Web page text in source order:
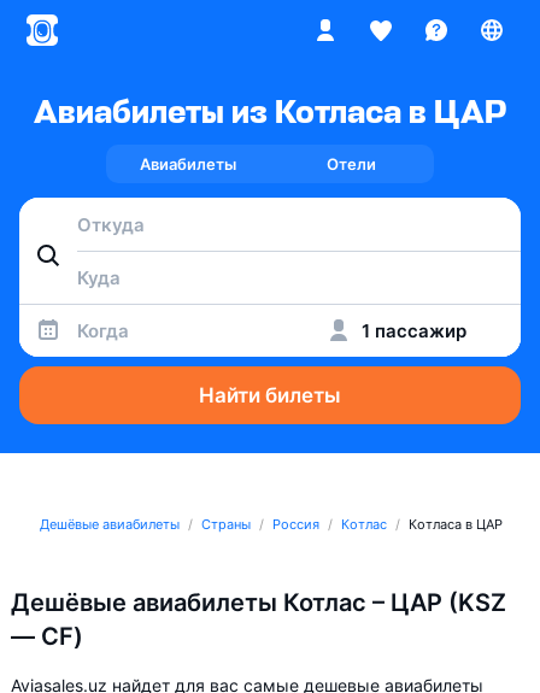
Авиабилеты из Котласа в ЦАР
Авиабилеты Отели
Когда 1 пассажир
Найти билеты
Дешёвые авиабилеты Страны Россия Котлас Котласа в ЦАР
Дешёвые авиабилеты Котлас – ЦАР (KSZ
— CF)
Aviasales.uz найдет для вас самые дешевые авиабилеты